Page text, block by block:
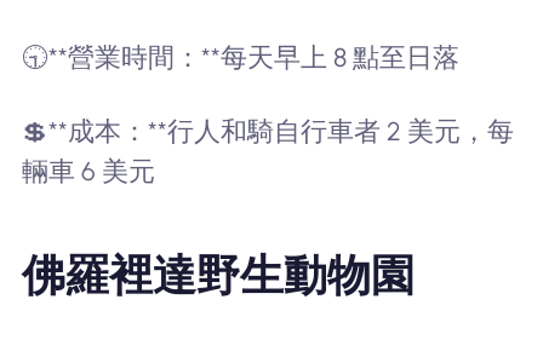
🕤**營業時間：**每天早上 8 點至日落
💲**成本：**行人和騎自行車者 2 美元，每
輛車 6 美元
佛羅裡達野生動物園